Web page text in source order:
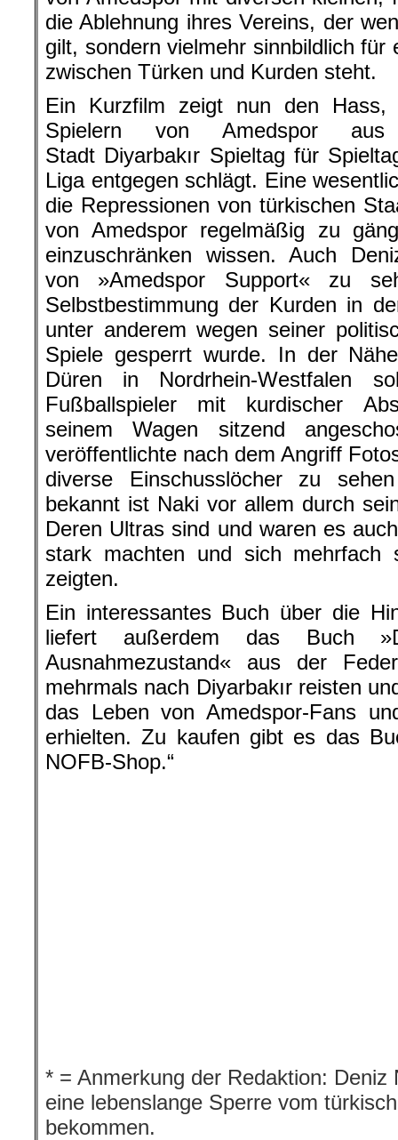
die Ablehnung ihres Vereins, der
gilt, sondern vielmehr sinnbildlich für
zwischen Türken und Kurden steht.
Ein Kurzfilm zeigt nun den Hass,
Spielern von Amedspor aus
Stadt Diyarbakır Spieltag für
Liga entgegen schlägt. Eine
die Repressionen von türkischen
von Amedspor regelmäßig zu
einzuschränken wissen. Auch
von »Amedspor Support« zu
Selbstbestimmung der Kurden in
unter anderem wegen seiner
Spiele gesperrt wurde. In der
Düren in Nordrhein-Westfalen
Fußballspieler mit kurdischer
seinem Wagen sitzend
veröffentlichte nach dem Angriff
diverse Einschusslöcher zu
bekannt ist Naki vor allem durch
Deren Ultras sind und waren es
stark machten und sich mehrfach
zeigten.
Ein interessantes Buch über die
liefert außerdem das Buch
Ausnahmezustand« aus der
mehrmals nach Diyarbakır reisten
das Leben von Amedspor-Fans
erhielten. Zu kaufen gibt es das
NOFB-Shop.“
* = Anmerkung der Redaktion: Deniz
eine lebenslange Sperre vom
bekommen.